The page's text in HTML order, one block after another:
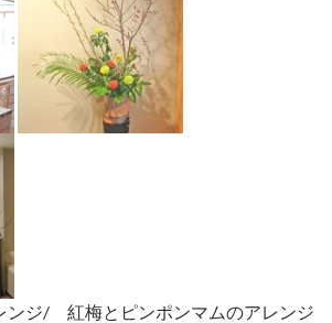
ンジ/ 紅梅とピンポンマムのアレンジ